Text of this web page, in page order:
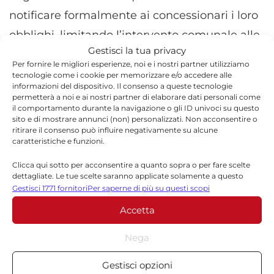
Gestisci la tua privacy
Per fornire le migliori esperienze, noi e i nostri partner utilizziamo
tecnologie come i cookie per memorizzare e/o accedere alle
informazioni del dispositivo. Il consenso a queste tecnologie
permetterà a noi e ai nostri partner di elaborare dati personali come
il comportamento durante la navigazione o gli ID univoci su questo
sito e di mostrare annunci (non) personalizzati. Non acconsentire o
ritirare il consenso può influire negativamente su alcune
caratteristiche e funzioni.
Clicca qui sotto per acconsentire a quanto sopra o per fare scelte
dettagliate. Le tue scelte saranno applicate solamente a questo
sito. È possibile modificare le impostazioni in qualsiasi momento,
compreso il ritiro del consenso, utilizzando i pulsanti della Cookie
Policy o cliccando sul pulsante di gestione del consenso nella parte
inferiore dello schermo.
Statistiche
Archiviare informazioni su dispositivo e/o accedervi, Misurare le
Gestisci 1771 fornitoriPer saperne di più su questi scopi
Accetta
Nega
Gestisci opzioni
notificare formalmente ai concessionari i loro
obblighi, limitando l’intervento comunale alle
sole spiagge libere.
TORNA IN ATTUALITÀ
Redazione